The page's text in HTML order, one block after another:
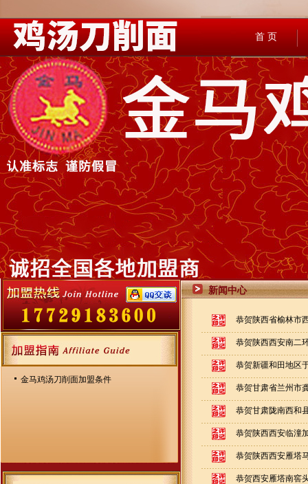
首 页
金马鸡汤刀削面加盟条件
新闻中心
恭贺陕西省榆林市
恭贺陕西西安南二
恭贺新疆和田地区
恭贺甘肃省兰州市
恭贺甘肃陇南西和
恭贺陕西西安临潼
恭贺陕西西安雁塔
恭贺西安雁塔南窖